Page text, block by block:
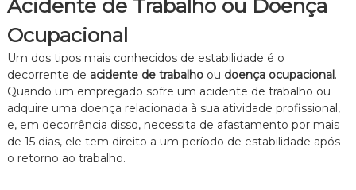
c
r
e
p
e
r
s
Acidente de Trabalho ou Doença
Ocupacional
Um dos tipos mais conhecidos de estabilidade é o
decorrente de acidente de trabalhoou doença ocupacional.
Quando um empregado sofre um acidente de trabalho ou
adquire uma doença relacionada à sua atividade profissional,
e, em decorrência disso, necessita de afastamento por mais
de 15 dias, ele tem direito a um período de estabilidade após
o retorno ao trabalho.